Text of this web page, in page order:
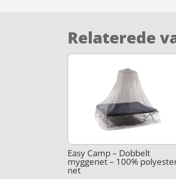
Relaterede
Easy Camp – Dobbelt
myggenet – 100%
net